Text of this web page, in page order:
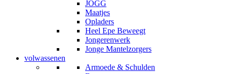
JOGG
Maatjes
Opladers
Heel Epe Beweegt
Jongerenwerk
Jonge Mantelzorgers
volwassenen
Armoede & Schulden